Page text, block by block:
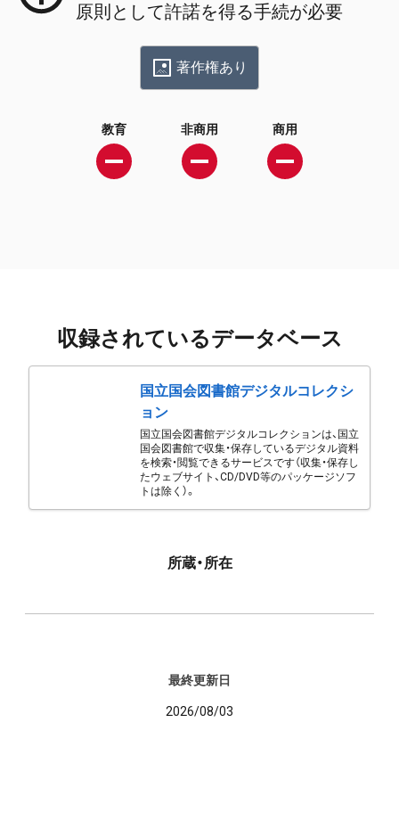
原則として許諾を得る手続が必要
著作権あり
教育 非商用 商用
収録されているデータベース
国立国会図書館デジタルコレクシ
ョン
国立国会図書館デジタルコレクションは、国立
国会図書館で収集・保存しているデジタル資料
を検索・閲覧できるサービスです（収集・保存し
たウェブサイト、CD/DVD等のパッケージソフ
トは除く）。
所蔵・所在
最終更新日
2026/08/03